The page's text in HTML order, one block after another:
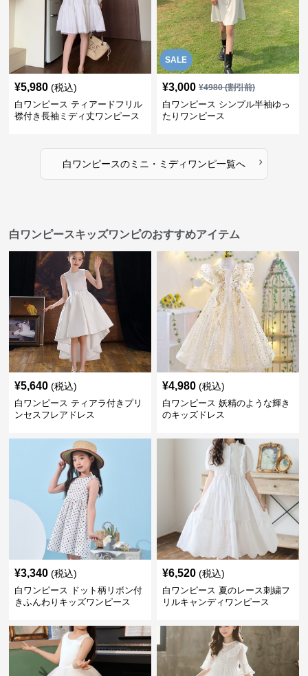
¥5,980 (税込)
白ワンピース ティアードフリル
襟付き長袖ミディ丈ワンピース
SALE
¥3,000 ¥4980(割引前)
白ワンピース シンプル半袖ゆっ
たりワンピース
白ワンピースのミニ・ミディワンピ一覧へ ›
白ワンピースキッズワンピのおすすめアイテム
¥5,640 (税込)
白ワンピース ティアラ付きプリ
ンセスフレアドレス
¥4,980 (税込)
白ワンピース 妖精のような輝き
のキッズドレス
¥3,340 (税込)
白ワンピース ドット柄リボン付
きふんわりキッズワンピース
¥6,520 (税込)
白ワンピース 夏のレース刺繍フ
リルキャンディワンピース